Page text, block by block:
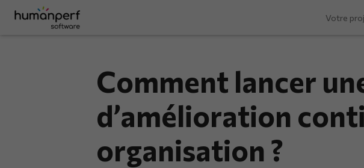
Votre
Comment lancer
d’amélioration
organisation ?